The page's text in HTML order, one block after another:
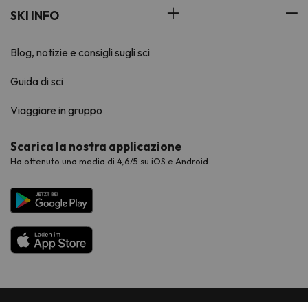
SKI INFO
Blog, notizie e consigli sugli sci
Guida di sci
Viaggiare in gruppo
Scarica la nostra applicazione
Ha ottenuto una media di 4,6/5 su iOS e Android.